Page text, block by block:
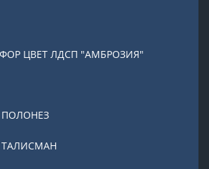
ЦВЕТ ЛДСП "АМБРОЗИЯ"